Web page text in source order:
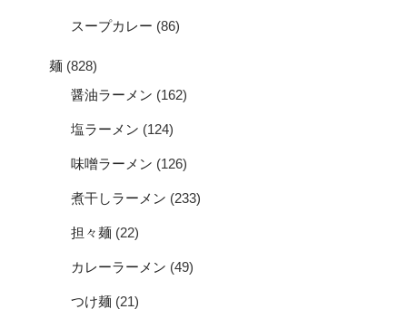
スープカレー (86)
麺 (828)
醤油ラーメン (162)
塩ラーメン (124)
味噌ラーメン (126)
煮干しラーメン (233)
担々麺 (22)
カレーラーメン (49)
つけ麺 (21)